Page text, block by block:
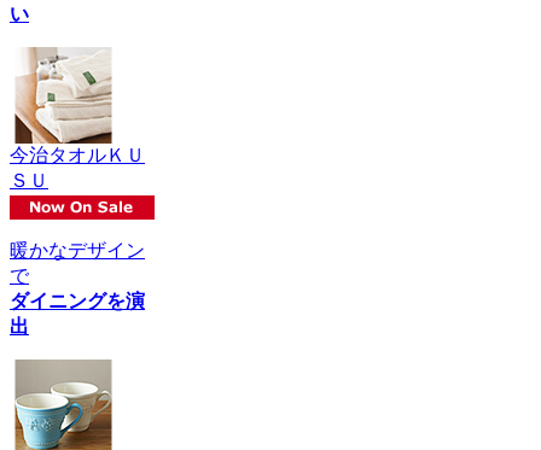
い
今治タオルＫＵ
ＳＵ
暖かなデザイン
で
ダイニングを演
出